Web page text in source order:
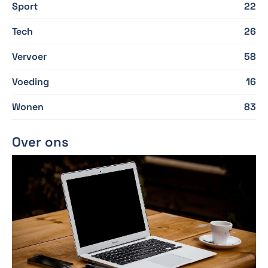
Sport
22
Tech
26
Vervoer
58
Voeding
16
Wonen
83
Over ons